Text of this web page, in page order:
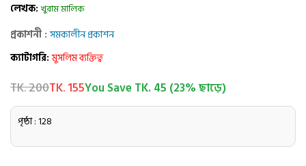
লেখক: খুরাম মালিক
প্রকাশনী :সমকালীন প্রকাশন
ক্যাটাগরি:মুসলিম ব্যক্তিত্ব
TK. 200TK. 155You Save TK. 45 (23% ছাড়ে)
পৃষ্ঠা : 128